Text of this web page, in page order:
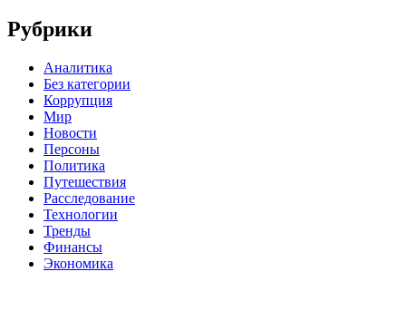
Рубрики
Аналитика
Без категории
Коррупция
Мир
Новости
Персоны
Политика
Путешествия
Расследование
Технологии
Тренды
Финансы
Экономика